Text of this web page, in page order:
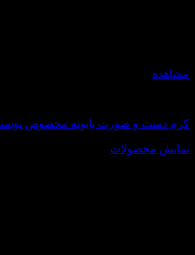
مشاهده
کرم دست و صورت بابونه مخصوص
نمایش محصولات